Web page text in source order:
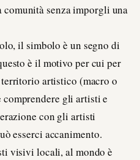
senza imporgli una
il simbolo è un segno di
è il motivo per cui per
artistico (macro o
gli artisti e
con gli artisti
esserci accanimento.
visivi locali, al mondo è